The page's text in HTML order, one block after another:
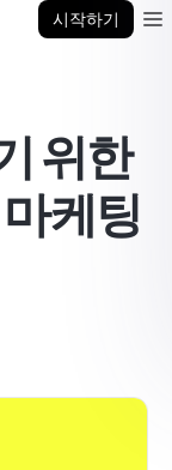
시작하기
위한
케팅